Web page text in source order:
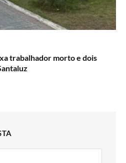
trabalhador morto e dois